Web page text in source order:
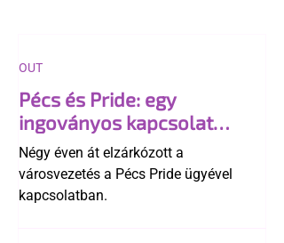
Pécs és Pride: egy
ingoványos kapcsolat
története
Négy éven át elzárkózott a
városvezetés a Pécs Pride ügyével
kapcsolatban.
OUT